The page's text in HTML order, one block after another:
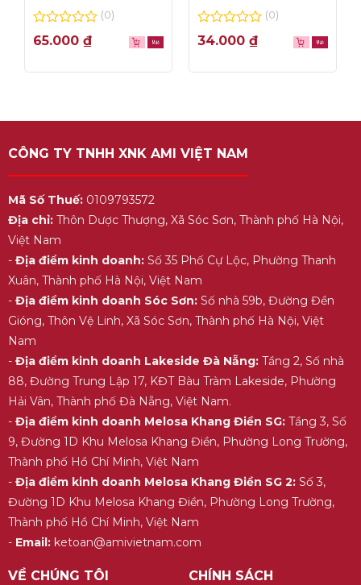
thơm ngon, túi lọc
0
out
5
(0)
65.000 ₫
– hộp 1L
0
out
5
(0)
34.000 ₫
CÔNG TY TNHH XNK AMI VIỆT NAM
Mã Số Thuế:0109793572
Địa chỉ:Thôn Dược Thượng, Xã Sóc Sơn, Thành phố Hà Nội,
Việt Nam
- Địa điểm kinh doanh:Số 35 Phố Cự Lộc, Phường Thanh
Xuân, Thành phố Hà Nội, Việt Nam
- Địa điểm kinh doanh Sóc Sơn:Số nhà 59b, Đường Đền
Gióng, Thôn Vệ Linh, Xã Sóc Sơn, Thành phố Hà Nội, Việt
Nam
- Địa điểm kinh doanh Lakeside Đà Nẵng:Tầng 2, Số nhà
88, Đường Trung Lập 17, KĐT Bàu Tràm Lakeside, Phường
Hải Vân, Thành phố Đà Nẵng, Việt Nam.
- Địa điểm kinh doanh Melosa Khang Điền SG:Tầng 3, Số
9, Đường 1D Khu Melosa Khang Điền, Phường Long Trường,
Thành phố Hồ Chí Minh, Việt Nam
- Địa điểm kinh doanh Melosa Khang Điền SG 2:Số 3,
Đường 1D Khu Melosa Khang Điền, Phường Long Trường,
Thành phố Hồ Chí Minh, Việt Nam
- Email:ketoan@amivietnam.com
VỀ CHÚNG TÔI CHÍNH SÁCH